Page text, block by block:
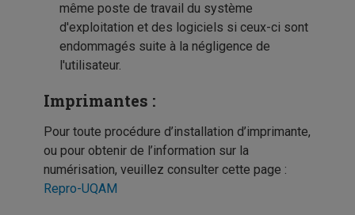
même poste de travail du système
d'exploitation et des logiciels si ceux-ci sont
endommagés suite à la négligence de
l'utilisateur.
Imprimantes :
Pour toute procédure d’installation d’imprimante,
ou pour obtenir de l’information sur la
numérisation, veuillez consulter cette page :
Repro-UQAM